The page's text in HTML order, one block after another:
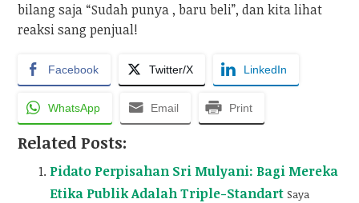
bilang saja “Sudah punya , baru beli”, dan kita lihat
reaksi sang penjual!
Facebook Twitter/X LinkedIn
WhatsApp Email Print
Related Posts:
Pidato Perpisahan Sri Mulyani: Bagi Mereka
Etika Publik Adalah Triple-Standart Saya